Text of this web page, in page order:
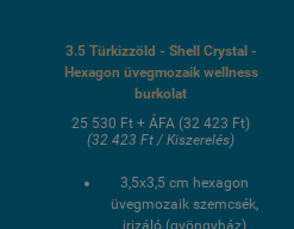
3.5 Türkizzöld - Shell Crystal -
Hexagon üvegmozaik wellness
burkolat
25 530 Ft + ÁFA (32 423 Ft)
(32 423 Ft / Kiszerelés)
3,5x3,5 cm hexagon
üvegmozaik szemcsék,
irizáló (gyöngyház)